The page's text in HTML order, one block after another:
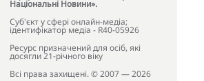
Національні Новини».
Cуб'єкт у сфері онлайн-медіа;
ідентифікатор медіа - R40-05926
Ресурс призначений для осіб, які
досягли 21-річного віку
Всі права захищені. © 2007 — 2026